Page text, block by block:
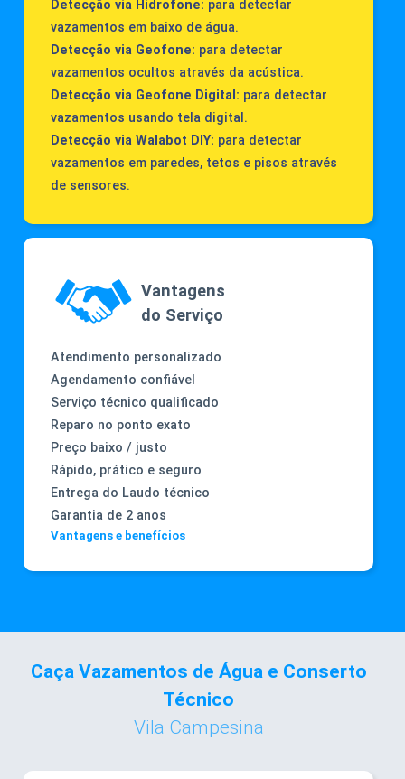
Detecção via Hidrofone: para detectar
vazamentos em baixo de água.
Detecção via Geofone: para detectar
vazamentos ocultos através da acústica.
Detecção via Geofone Digital: para detectar
vazamentos usando tela digital.
Detecção via Walabot DIY: para detectar
vazamentos em paredes, tetos e pisos através
de sensores.
Vantagens
do Serviço
Atendimento personalizado
Agendamento confiável
Serviço técnico qualificado
Reparo no ponto exato
Preço baixo / justo
Rápido, prático e seguro
Entrega do Laudo técnico
Garantia de 2 anos
Vantagens e benefícios
Caça Vazamentos de Água e Conserto
Técnico
Vila Campesina